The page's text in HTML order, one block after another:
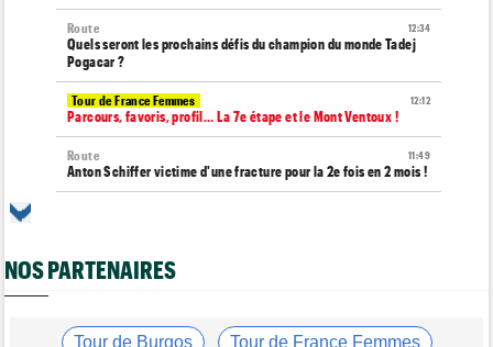
12:34
Route
Quels seront les prochains défis du champion du monde Tadej
Pogacar ?
12:12
Tour de France Femmes
Parcours, favoris, profil… La 7e étape et le Mont Ventoux !
11:49
Route
Anton Schiffer victime d'une fracture pour la 2e fois en 2 mois !
Tour de France Femmes
10:56
Tour d'Espagne
NOS PARTENAIRES
Tour de Burgos Tour de France Femmes